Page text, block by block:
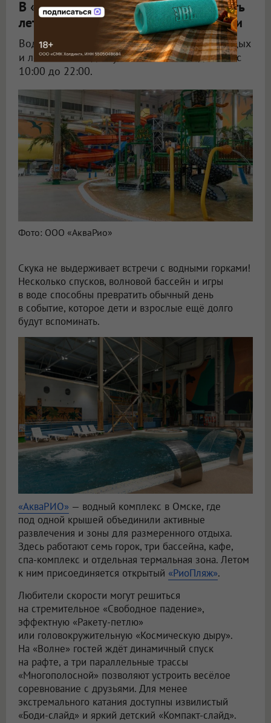
В «АкваРИО» показали, как разбавить
летние дни водными приключениями
Водные развлечения, восстановительный отдых
и летний пляж доступны омичам ежедневно с
10:00 до 22:00.
Фото: ООО «АкваРио»
Скука не выдерживает встречи с водными горками!
Несколько спусков, волновой бассейн и игры
в воде способны превратить обычный день
в событие, которое дети и взрослые ещё долго
будут вспоминать.
«АкваРИО» — водный комплекс в Омске, где
под одной крышей объединили активные
развлечения и зоны для размеренного отдыха.
Здесь работают семь горок, три бассейна, кафе,
спа-комплекс и отдельная термальная зона. Летом
к ним присоединяется открытый «РиоПляж».
Любители скорости могут решиться
на стремительное «Свободное падение»,
эффектную «Ракету-петлю»
или головокружительную «Космическую дыру».
На «Волне» гостей ждёт динамичный спуск
на рафте, а три параллельные трассы
«Многополосной» позволяют устроить весёлое
соревнование с друзьями. Для менее
экстремального катания доступны извилистый
«Боди-слайд» и яркий детский «Компакт-слайд».